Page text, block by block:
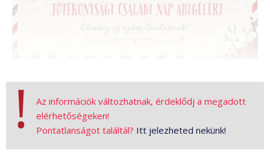
Ezen a napon színes programokkal várunk
Titeket - Felnőtteket és Gyerekeket
egyaránt!
Az információk változhatnak, érdeklődj a megadott
elérhetőségeken!
Pontatlanságot találtál? Itt jelezheted nekünk!